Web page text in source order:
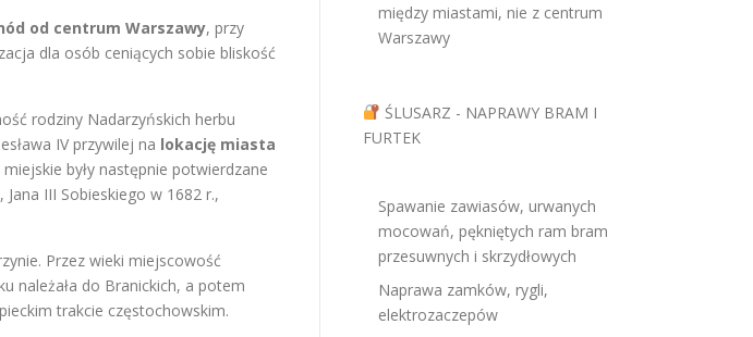
od centrum Warszawy, przy
dla osób ceniących sobie bliskość
rodziny Nadarzyńskich herbu
IV przywilej na lokację miasta
miejskie były następnie potwierdzane
III Sobieskiego w 1682 r.,
. Przez wieki miejscowość
należała do Branickich, a potem
trakcie częstochowskim.
między miastami, nie z centrum
Warszawy
ŚLUSARZ - NAPRAWY BRAM I
FURTEK
Spawanie zawiasów, urwanych
mocowań, pękniętych ram bram
przesuwnych i skrzydłowych
Naprawa zamków, rygli,
elektrozaczepów